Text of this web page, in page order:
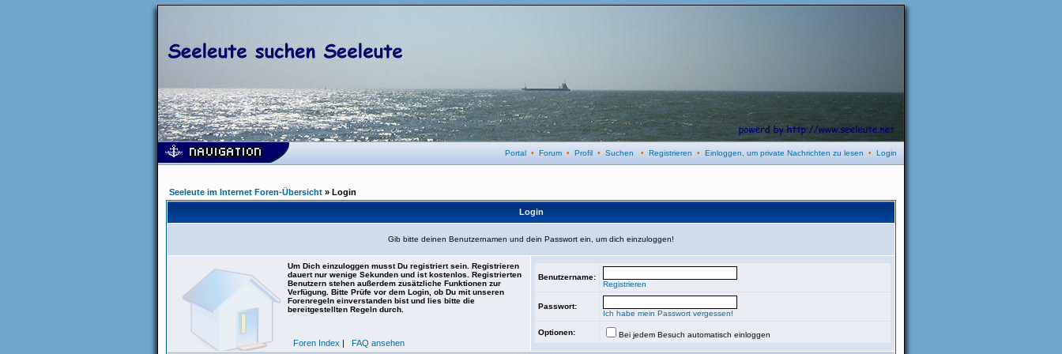
Portal • Forum • Profil • Suchen • Registrieren • Einloggen, um private Nachrichten zu lesen • Login
Seeleute im Internet Foren-Übersicht » Login
Login
Gib bitte deinen Benutzernamen und dein Passwort ein, um dich einzuloggen!
Um Dich einzuloggen musst Du registriert sein. Registrieren
dauert nur wenige Sekunden und ist kostenlos. Registrierten
Benutzern stehen außerdem zusätzliche Funktionen zur
Verfügung. Bitte Prüfe vor dem Login, ob Du mit unseren
Forenregeln einverstanden bist und lies bitte die
bereitgestellten Regeln durch.
Foren Index | FAQ ansehen
Benutzername:
Registrieren
Passwort:
Ich habe mein Passwort vergessen!
Optionen: Bei jedem Besuch automatisch einloggen